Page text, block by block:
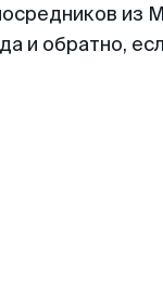
и обратно,